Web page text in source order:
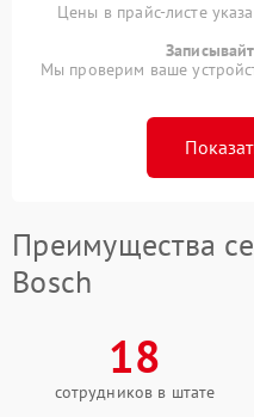
Цены в прайс-листе
Мы проверим ваше
Преимущества
Bosch
18
сотрудников в штате